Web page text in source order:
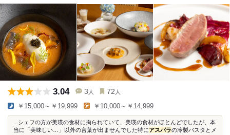
3.04 3 人 72 人
￥15,000～￥19,999 ￥10,000～￥14,999
...シェフの方が美瑛の食材に拘られていて、美瑛の食材がほとんどでしたが、本
当に「美味しい…」以外の言葉が出ませんでした特にアスパラの冷製パスタとメ